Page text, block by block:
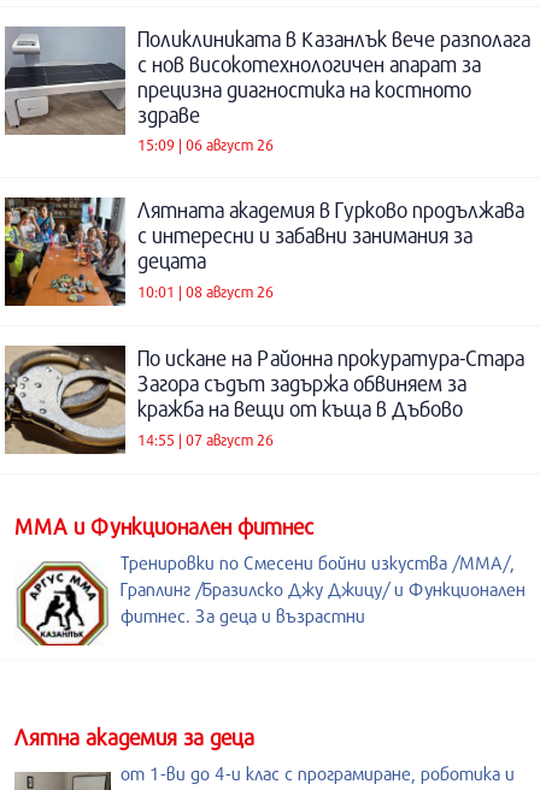
Поликлиниката в Казанлък вече разполага
с нов високотехнологичен апарат за
прецизна диагностика на костното
здраве
15:09 | 06 август 26
Лятната академия в Гурково продължава
с интересни и забавни занимания за
децата
10:01 | 08 август 26
По искане на Районна прокуратура-Стара
Загора съдът задържа обвиняем за
кражба на вещи от къща в Дъбово
14:55 | 07 август 26
ММА и Функционален фитнес
Тренировки по Смесени бойни изкуства /MMA/,
Граплинг /Бразилско Джу Джицу/ и Функционален
фитнес. За деца и възрастни
Лятна академия за деца
от 1-ви до 4-и клас с програмиране, роботика и